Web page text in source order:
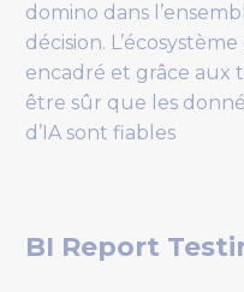
domino dans
décision.
encadré et grâce aux
être sûr que les
d’IA sont fiables
BI Report